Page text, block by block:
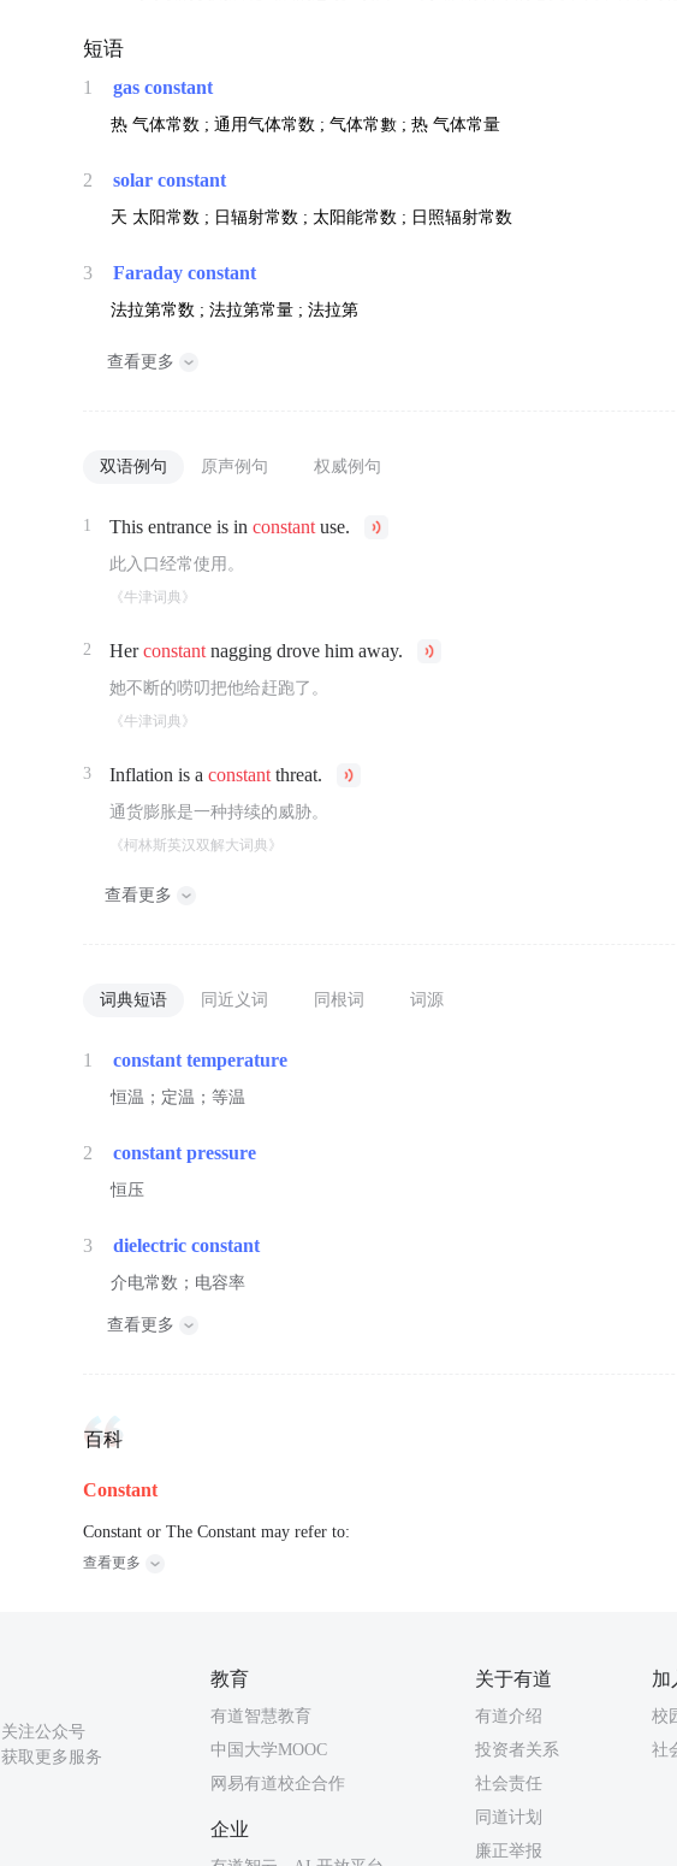
短语
1 gas constant
热气体常数 ; 通用气体常数 ; 气体常數 ;热气体常量
2 solar constant
天 太阳常数 ; 日辐射常数 ; 太阳能常数 ; 日照辐射常数
3 Faraday constant
法拉第常数 ; 法拉第常量 ; 法拉第
查看更多
双语例句 原声例句 权威例句
1 This entrance is inconstant use.
此入口经常使用。
《牛津词典》
2 Herconstant nagging drove him away.
她不断的唠叨把他给赶跑了。
《牛津词典》
3 Inflation is aconstant threat.
通货膨胀是一种持续的威胁。
《柯林斯英汉双解大词典》
查看更多
词典短语 同近义词 同根词 词源
1 constant temperature
恒温；定温；等温
2 constant pressure
恒压
3 dielectric constant
介电常数；电容率
查看更多
百科
Constant
Constant or The Constant may refer to:
查看更多
关注公众号
获取更多服务
教育
有道智慧教育
中国大学MOOC
网易有道校企合作
关于有道
有道介绍
投资者关系
社会责任
同道计划
廉正举报
加
校
社
企业